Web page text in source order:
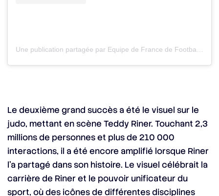
Le deuxième grand succès a été le visuel sur le
judo, mettant en scène Teddy Riner. Touchant 2,3
millions de personnes et plus de 210 000
interactions, il a été encore amplifié lorsque Riner
l’a partagé dans son histoire. Le visuel célébrait la
carrière de Riner et le pouvoir unificateur du
sport, où des icônes de différentes disciplines